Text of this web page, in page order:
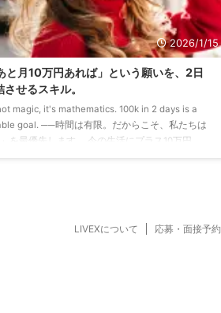
2026/1/15
と月10万円あれば」という願いを、2日
させるスキル。
magic, it's mathematics. 100k in 2 days is a
goal. ──時間は有限。だからこそ、私たちは
」を最優先します。 今の生活にプラス10万円。
LIVEXについて 応募・面接予約